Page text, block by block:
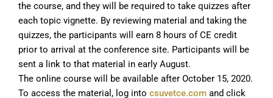
the course, and they will be required to take quizzes after
each topic vignette. By reviewing material and taking the
quizzes, the participants will earn 8 hours of CE credit
prior to arrival at the conference site. Participants will be
sent a link to that material in early August.
The online course will be available after October 15, 2020.
To access the material, log into csuvetce.com and click